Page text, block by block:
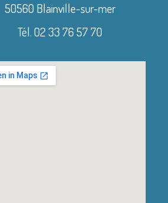
50560 Blainville-sur-mer
Tél. 02 33 76 57 70